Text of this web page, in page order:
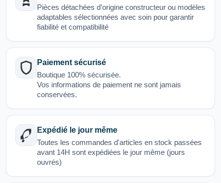
Pièces détachées d’origine constructeur ou modèles
adaptables sélectionnées avec soin pour garantir
fiabilité et compatibilité
Paiement sécurisé
Boutique 100% sécurisée.
Vos informations de paiement ne sont jamais
conservées.
Expédié le jour même
Toutes les commandes d'articles en stock passées
avant 14H sont expédiées le jour même (jours
ouvrés)